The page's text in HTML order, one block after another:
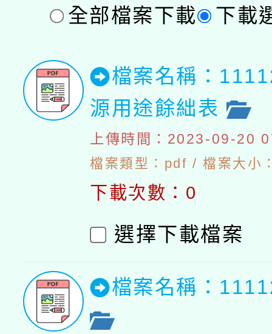
全部檔案下載 下載
檔案名稱：
源用途餘絀表
上傳時間：2023-09-20
檔案類型：pdf / 檔案大小
下載次數：0
選擇下載檔案
檔案名稱：